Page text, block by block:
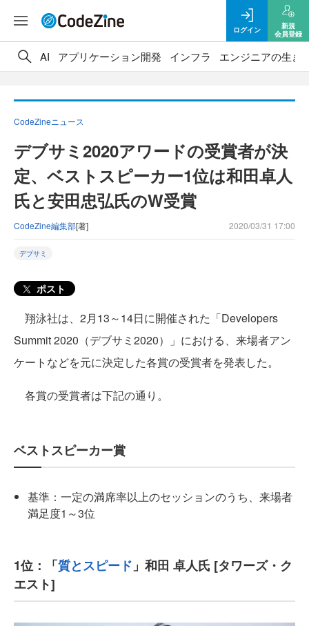
ログイン
新規
会員登録
AI アプリケーション開発 インフラ エンジニアの生き
CodeZineニュース
デブサミ2020アワードの受賞者が決
定、ベストスピーカー1位は和田卓人
氏と安田忠弘氏のW受賞
CodeZine編集部[著] 2020/03/31 17:00
デブサミ
ポスト
翔泳社は、2月13～14日に開催された「Developers
Summit 2020（デブサミ2020）」における、来場者アン
ケートなどを元に決定した各賞の受賞者を発表した。
各賞の受賞者は下記の通り。
ベストスピーカー賞
基準：一定の満席率以上のセッションのうち、来場者
満足度1～3位
1位：「質とスピード」和田 卓人氏 [タワーズ・ク
エスト]